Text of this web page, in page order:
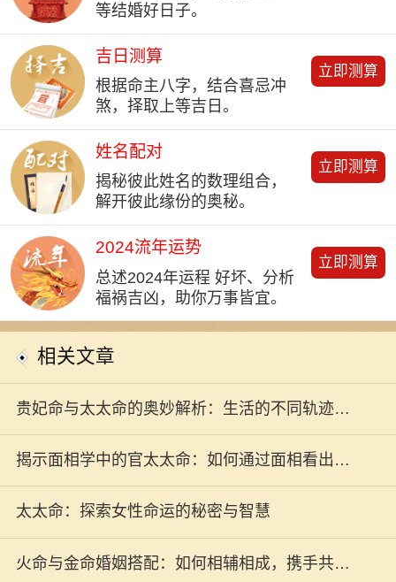
等结婚好日子。
吉日测算
根据命主八字，结合喜忌冲
煞，择取上等吉日。
立即测算
姓名配对
揭秘彼此姓名的数理组合，
解开彼此缘份的奥秘。
立即测算
2024流年运势
总述2024年运程 好坏、分析
福祸吉凶，助你万事皆宜。
立即测算
相关文章
贵妃命与太太命的奥妙解析：生活的不同轨迹与
选择
揭示面相学中的官太太命：如何通过面相看出你
的贵人运势？
太太命：探索女性命运的秘密与智慧
火命与金命婚姻搭配：如何相辅相成，携手共度